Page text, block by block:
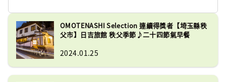
OMOTENASHI Selection 連續得獎者【埼玉縣秩
父市】日吉旅館 秩父季節♪二十四節氣早餐
2024.01.25